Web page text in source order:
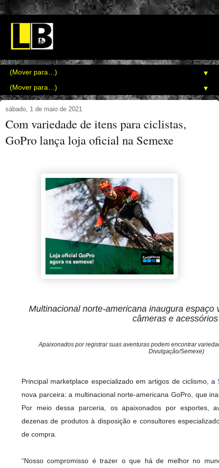
▼
▼
sábado, 1 de maio de 2021
Com variedade de itens para ciclistas,
GoPro lança loja oficial na Semexe
Multinacional norte-americana inaugura espaço
câmeras e
Apaixonados por registrar suas aventuras podem encontrar
Divulgação/Semexe)
Principal marketplace especializado em artigos de ciclismo, a
nova parceira: a multinacional norte-americana GoPro, que
Por meio dessa parceria, os apaixonados por esportes,
dezenas de produtos à disposição e consultores
de compra.
“Nosso compromisso é trazer o que há de melhor no